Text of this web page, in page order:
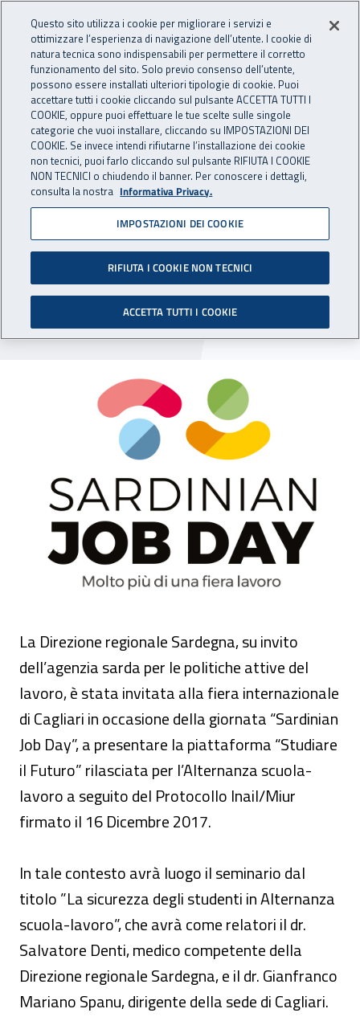
INAIL - Istituto Nazionale
Apri cerca
Navigazione principale
Navigazione - Ti trovi in:
Home Inail comunica News
23 gennaio 2018
L'Inail partecipa al Sardinian
L'evento è in programma il 24 e 25 gennaio
2018
L'Inail partecipa al Sardinian Job Day
La Direzione regionale Sardegna, su invito
dell’agenzia sarda per le politiche attive del
lavoro, è stata invitata alla fiera internazionale
di Cagliari in occasione della giornata “Sardinian
Job Day”, a presentare la piattaforma “Studiare
il Futuro” rilasciata per l’Alternanza scuola-
lavoro a seguito del Protocollo Inail/Miur
firmato il 16 Dicembre 2017.
In tale contesto avrà luogo il seminario dal
titolo ”La sicurezza degli studenti in Alternanza
scuola-lavoro”, che avrà come relatori il dr.
Salvatore Denti, medico competente della
Direzione regionale Sardegna, e il dr. Gianfranco
Mariano Spanu, dirigente della sede di Cagliari.
Questo sito utilizza i cookie per migliorare i servizi e
ottimizzare l’esperienza di navigazione dell’utente. I cookie di
natura tecnica sono indispensabili per permettere il corretto
funzionamento del sito. Solo previo consenso dell’utente,
possono essere installati ulteriori tipologie di cookie. Puoi
accettare tutti i cookie cliccando sul pulsante ACCETTA TUTTI I
COOKIE, oppure puoi effettuare le tue scelte sulle singole
categorie che vuoi installare, cliccando su IMPOSTAZIONI DEI
COOKIE. Se invece intendi rifiutarne l’installazione dei cookie
non tecnici, puoi farlo cliccando sul pulsante RIFIUTA I COOKIE
NON TECNICI o chiudendo il banner. Per conoscere i dettagli,
consulta la nostra Informativa Privacy.
IMPOSTAZIONI DEI COOKIE
RIFIUTA I COOKIE NON TECNICI
ACCETTA TUTTI I COOKIE